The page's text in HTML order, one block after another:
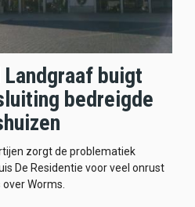
buigt
bedreigde
zorgt de problematiek
De Residentie voor veel onrust
Worms.